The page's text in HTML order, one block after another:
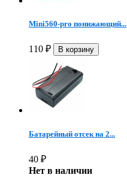
Mini560-pro понижающий...
110 ₽
Батарейный отсек на 2...
40 ₽
Нет в наличии